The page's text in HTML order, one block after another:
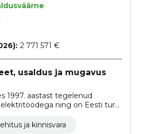
2 771 571 €
usaldus ja mugavus
1997. aastast tegelenud
ning on Eesti turul
all, pakkudes
lahendusi.
ehitus ja kinnisvara